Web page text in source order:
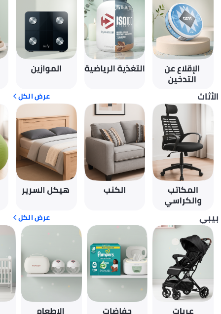
الأثاث عرض الكل
بيبي عرض الكل